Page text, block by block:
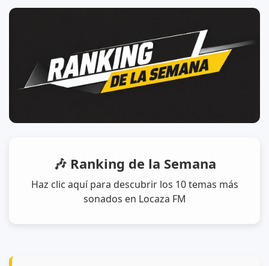
🎶 Ranking de la Semana
Haz clic aquí para descubrir los 10 temas más
sonados en Locaza FM